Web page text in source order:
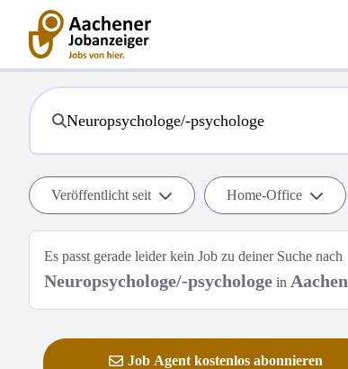
Veröffentlicht seit Home-Office
Es passt gerade leider kein Job zu deiner Suche nach
Neuropsychologe/-psychologe in Aachen
Job Agent kostenlos abonnieren